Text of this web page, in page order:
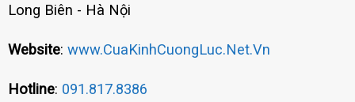
Long Biên - Hà Nội
Website: www.CuaKinhCuongLuc.Net.Vn
Hotline: 091.817.8386